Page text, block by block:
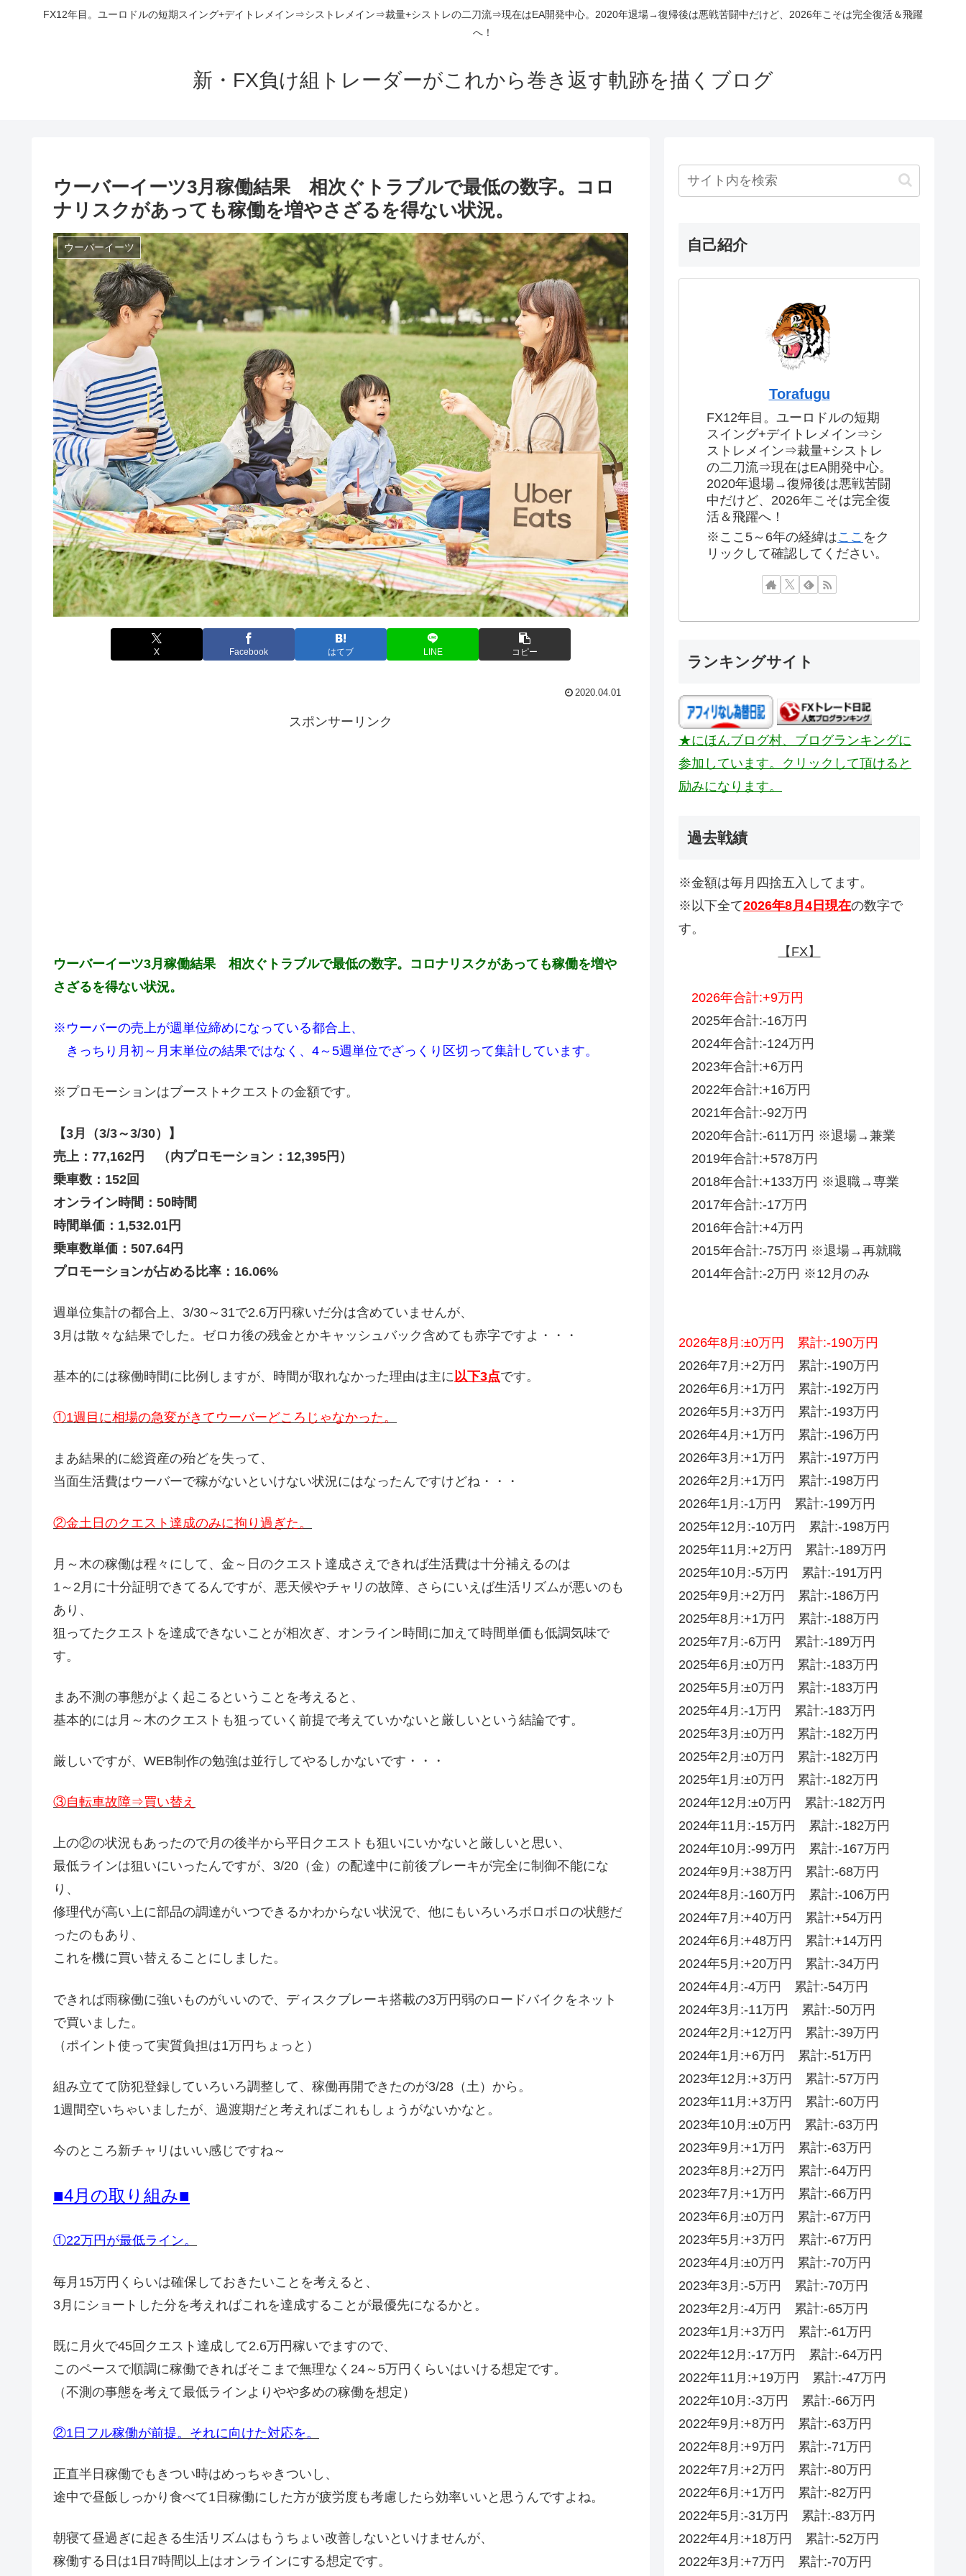
FX12年目。ユーロドルの短期スイング+デイトレメイン⇒シストレメイン⇒裁量+シストレの二刀流⇒現在はEA開発中心。2020年退場→復帰後は悪戦苦闘中だけど、2026年こそは完全復活＆飛躍
へ！
新・FX負け組トレーダーがこれから巻き返す軌跡を描くブログ
ウーバーイーツ3月稼働結果 相次ぐトラブルで最低の数字。コロ
ナリスクがあっても稼働を増やさざるを得ない状況。
ウーバーイーツ
X Facebook はてブ LINE コピー
2020.04.01
スポンサーリンク
ウーバーイーツ3月稼働結果 相次ぐトラブルで最低の数字。コロナリスクがあっても稼働を増や
さざるを得ない状況。
※ウーバーの売上が週単位締めになっている都合上、
きっちり月初～月末単位の結果ではなく、4～5週単位でざっくり区切って集計しています。
※プロモーションはブースト+クエストの金額です。
【3月（3/3～3/30）】
売上：77,162円 （内プロモーション：12,395円）
乗車数：152回
オンライン時間：50時間
時間単価：1,532.01円
乗車数単価：507.64円
プロモーションが占める比率：16.06%
週単位集計の都合上、3/30～31で2.6万円稼いだ分は含めていませんが、
3月は散々な結果でした。ゼロカ後の残金とかキャッシュバック含めても赤字ですよ・・・
基本的には稼働時間に比例しますが、時間が取れなかった理由は主に 以下3点です。
①1週目に相場の急変がきてウーバーどころじゃなかった。
まあ結果的に総資産の殆どを失って、
当面生活費はウーバーで稼がないといけない状況にはなったんですけどね・・・
②金土日のクエスト達成のみに拘り過ぎた。
月～木の稼働は程々にして、金～日のクエスト達成さえできれば生活費は十分補えるのは
1～2月に十分証明できてるんですが、悪天候やチャリの故障、さらにいえば生活リズムが悪いのも
あり、
狙ってたクエストを達成できないことが相次ぎ、オンライン時間に加えて時間単価も低調気味で
す。
まあ不測の事態がよく起こるということを考えると、
基本的には月～木のクエストも狙っていく前提で考えていかないと厳しいという結論です。
厳しいですが、WEB制作の勉強は並行してやるしかないです・・・
③自転車故障⇒買い替え
上の②の状況もあったので月の後半から平日クエストも狙いにいかないと厳しいと思い、
最低ラインは狙いにいったんですが、3/20（金）の配達中に前後ブレーキが完全に制御不能にな
り、
修理代が高い上に部品の調達がいつできるかわからない状況で、他にもいろいろボロボロの状態だ
ったのもあり、
これを機に買い替えることにしました。
できれば雨稼働に強いものがいいので、ディスクブレーキ搭載の3万円弱のロードバイクをネット
で買いました。
（ポイント使って実質負担は1万円ちょっと）
組み立てて防犯登録していろいろ調整して、稼働再開できたのが3/28（土）から。
1週間空いちゃいましたが、過渡期だと考えればこれもしょうがないかなと。
今のところ新チャリはいい感じですね～
■4月の取り組み■
①22万円が最低ライン。
毎月15万円くらいは確保しておきたいことを考えると、
3月にショートした分を考えればこれを達成することが最優先になるかと。
既に月火で45回クエスト達成して2.6万円稼いでますので、
このペースで順調に稼働できればそこまで無理なく24～5万円くらいはいける想定です。
（不測の事態を考えて最低ラインよりやや多めの稼働を想定）
②1日フル稼働が前提。それに向けた対応を。
正直半日稼働でもきつい時はめっちゃきついし、
途中で昼飯しっかり食べて1日稼働にした方が疲労度も考慮したら効率いいと思うんですよね。
朝寝て昼過ぎに起きる生活リズムはもうちょい改善しないといけませんが、
稼働する日は1日7時間以上はオンラインにする想定です。
自己紹介
Torafugu
FX12年目。ユーロドルの短期
スイング+デイトレメイン⇒シ
ストレメイン⇒裁量+シストレ
の二刀流⇒現在はEA開発中心。
2020年退場→復帰後は悪戦苦闘
中だけど、2026年こそは完全復
活＆飛躍へ！
※ここ5～6年の経緯はここ をク
リックして確認してください。
ランキングサイト
★にほんブログ村、ブログランキングに
参加しています。クリックして頂けると
励みになります。
過去戦績
※金額は毎月四捨五入してます。
※以下全て2026年8月4日現在の数字で
す。
【FX】
2026年合計:+9万円
2025年合計:-16万円
2024年合計:-124万円
2023年合計:+6万円
2022年合計:+16万円
2021年合計:-92万円
2020年合計:-611万円 ※退場→兼業
2019年合計:+578万円
2018年合計:+133万円 ※退職→専業
2017年合計:-17万円
2016年合計:+4万円
2015年合計:-75万円 ※退場→再就職
2014年合計:-2万円 ※12月のみ
2026年8月:±0万円 累計:-190万円
2026年7月:+2万円 累計:-190万円
2026年6月:+1万円 累計:-192万円
2026年5月:+3万円 累計:-193万円
2026年4月:+1万円 累計:-196万円
2026年3月:+1万円 累計:-197万円
2026年2月:+1万円 累計:-198万円
2026年1月:-1万円 累計:-199万円
2025年12月:-10万円 累計:-198万円
2025年11月:+2万円 累計:-189万円
2025年10月:-5万円 累計:-191万円
2025年9月:+2万円 累計:-186万円
2025年8月:+1万円 累計:-188万円
2025年7月:-6万円 累計:-189万円
2025年6月:±0万円 累計:-183万円
2025年5月:±0万円 累計:-183万円
2025年4月:-1万円 累計:-183万円
2025年3月:±0万円 累計:-182万円
2025年2月:±0万円 累計:-182万円
2025年1月:±0万円 累計:-182万円
2024年12月:±0万円 累計:-182万円
2024年11月:-15万円 累計:-182万円
2024年10月:-99万円 累計:-167万円
2024年9月:+38万円 累計:-68万円
2024年8月:-160万円 累計:-106万円
2024年7月:+40万円 累計:+54万円
2024年6月:+48万円 累計:+14万円
2024年5月:+20万円 累計:-34万円
2024年4月:-4万円 累計:-54万円
2024年3月:-11万円 累計:-50万円
2024年2月:+12万円 累計:-39万円
2024年1月:+6万円 累計:-51万円
2023年12月:+3万円 累計:-57万円
2023年11月:+3万円 累計:-60万円
2023年10月:±0万円 累計:-63万円
2023年9月:+1万円 累計:-63万円
2023年8月:+2万円 累計:-64万円
2023年7月:+1万円 累計:-66万円
2023年6月:±0万円 累計:-67万円
2023年5月:+3万円 累計:-67万円
2023年4月:±0万円 累計:-70万円
2023年3月:-5万円 累計:-70万円
2023年2月:-4万円 累計:-65万円
2023年1月:+3万円 累計:-61万円
2022年12月:-17万円 累計:-64万円
2022年11月:+19万円 累計:-47万円
2022年10月:-3万円 累計:-66万円
2022年9月:+8万円 累計:-63万円
2022年8月:+9万円 累計:-71万円
2022年7月:+2万円 累計:-80万円
2022年6月:+1万円 累計:-82万円
2022年5月:-31万円 累計:-83万円
2022年4月:+18万円 累計:-52‬‬万円
2022年3月:+7万円 累計:-70‬万円